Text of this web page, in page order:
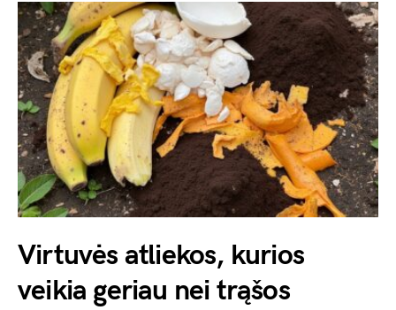
Virtuvės atliekos, kurios
veikia geriau nei trąšos